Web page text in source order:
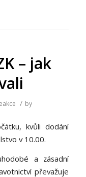
– jak
/ by
kvůli dodání
v 10.00.
a zásadní
převažuje